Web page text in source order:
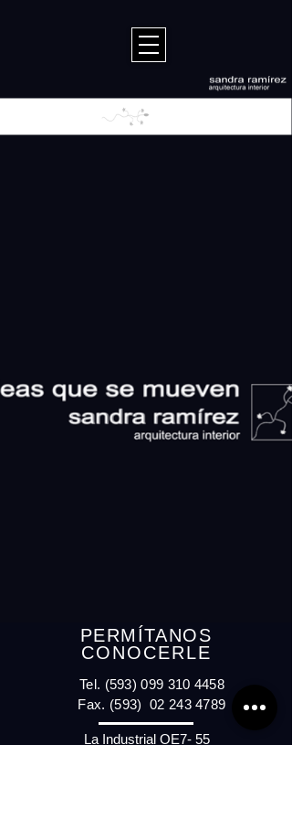
PERMÍTANOS
CONOCERLE
Tel. (593) 099 310 4458
Fax. (593)02 243 4789
La Industrial OE7- 55